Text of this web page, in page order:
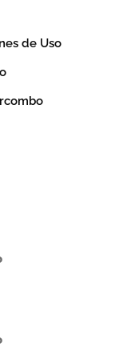
de Uso